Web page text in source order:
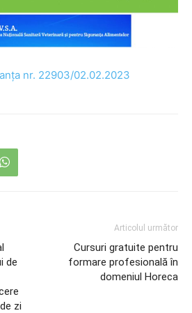
nr. 22903/02.02.2023
de
zi
Articolul următor
Cursuri gratuite pentru
formare profesională în
domeniul Horeca